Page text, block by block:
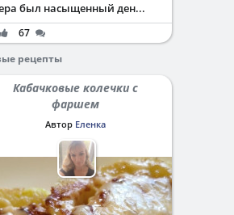
был насыщенный ден...
67
рецепты
Кабачковые колечки с
фаршем
Автор Еленка